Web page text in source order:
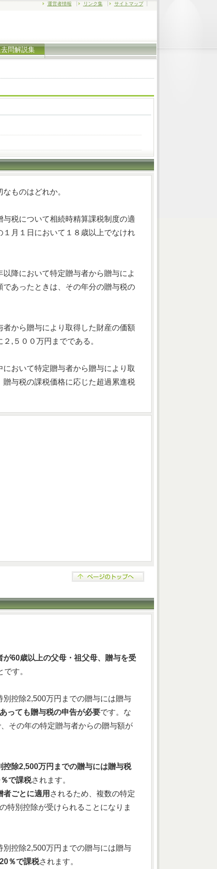
運営者情報 リンク集 サイトマップ
問解説集
ものはどれか。
税について相続時精算課税制度の適
月１日において１８歳以上でなけれ
降において特定贈与者から贈与によ
あったときは、その年分の贈与税の
から贈与により取得した財産の価額
,５００万円までである。
おいて特定贈与者から贈与により取
与税の課税価格に応じた超過累進税
60歳以上の父母・祖父母、贈与を受
す。
別控除2,500万円までの贈与には贈与
っても贈与税の申告が必要です。な
その年の特定贈与者からの贈与額が
除2,500万円までの贈与には贈与税
で課税されます。
ごとに適用 されるため、複数の特定
特別控除が受けられることになりま
別控除2,500万円までの贈与には贈与
％で課税されます。